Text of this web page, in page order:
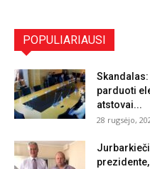
POPULIARIAUSI
parduoti
atstovai...
28 rugsėjo,